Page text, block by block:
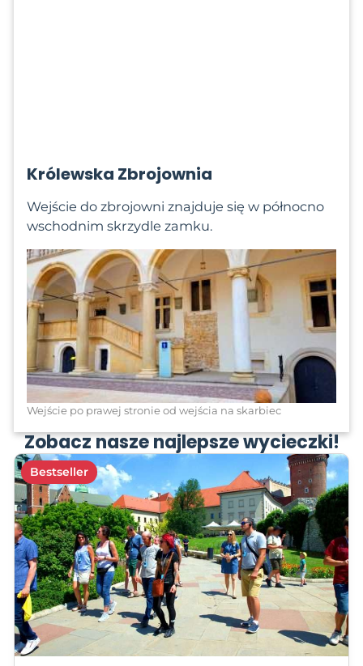
Królewska Zbrojownia
Wejście do zbrojowni znajduje się w północno
wschodnim skrzydle zamku.
Wejście po prawej stronie od wejścia na skarbiec
Zobacz nasze najlepsze wycieczki!
Bestseller